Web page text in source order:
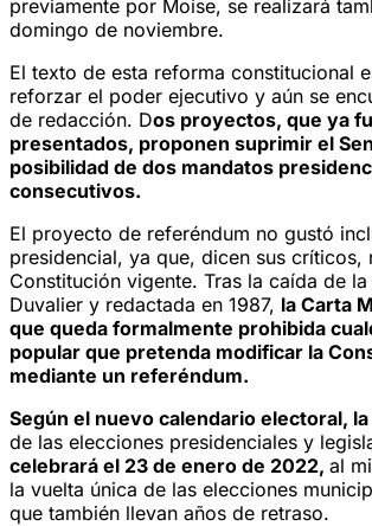
previamente por Moise, se realizará
domingo de noviembre.
El texto de esta reforma constitucional
reforzar el poder ejecutivo y aún se
de redacción. Dos proyectos, que ya
presentados, proponen suprimir el
posibilidad de dos mandatos
consecutivos.
El proyecto de referéndum no gustó
presidencial, ya que, dicen sus críticos,
Constitución vigente. Tras la caída de
Duvalier y redactada en 1987, la Carta
que queda formalmente prohibida
popular que pretenda modificar la
mediante un referéndum.
Según el nuevo calendario electoral,
de las elecciones presidenciales y
celebrará el 23 de enero de 2022, al
la vuelta única de las elecciones
que también llevan años de retraso.